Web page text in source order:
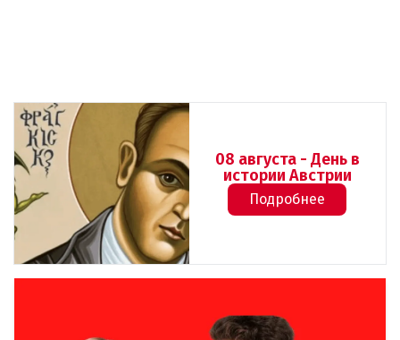
08 августа - День в
истории Австрии
Подробнее